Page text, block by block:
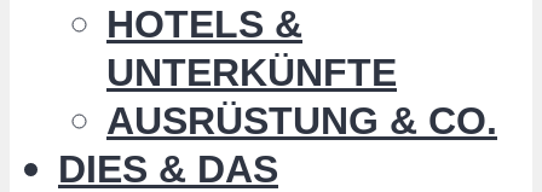
HOTELS &
UNTERKÜNFTE
AUSRÜSTUNG & CO.
DIES & DAS